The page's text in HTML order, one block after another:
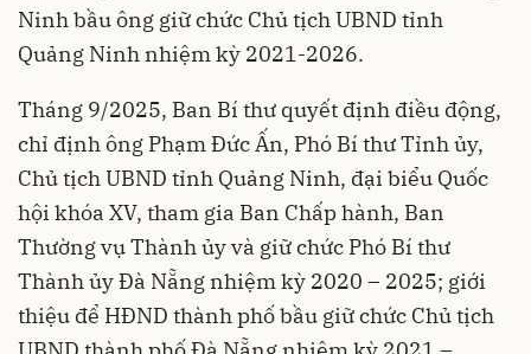
Ninh bầu ông giữ chức Chủ tịch UBND tỉnh
Quảng Ninh nhiệm kỳ 2021-2026.
Tháng 9/2025, Ban Bí thư quyết định điều động,
chỉ định ông Phạm Đức Ấn, Phó Bí thư Tỉnh ủy,
Chủ tịch UBND tỉnh Quảng Ninh, đại biểu Quốc
hội khóa XV, tham gia Ban Chấp hành, Ban
Thường vụ Thành ủy và giữ chức Phó Bí thư
Thành ủy Đà Nẵng nhiệm kỳ 2020 – 2025; giới
thiệu để HĐND thành phố bầu giữ chức Chủ tịch